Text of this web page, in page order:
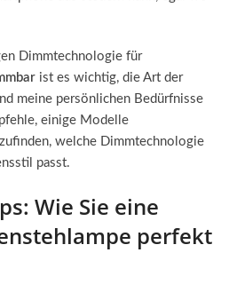
Dimmtechnologie für
ist es wichtig, die Art der
meine persönlichen Bedürfnisse
einige Modelle
welche Dimmtechnologie
passt.
Wie Sie eine
perfekt